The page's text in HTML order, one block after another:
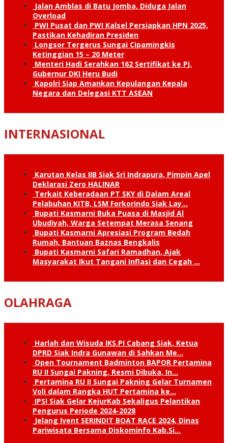
Jalan Amblas di Batu Jomba, Diduga Jalan
Overload
PWI Pusat dan PWI Kalsel Persiapkan HPN 2025,
Pastikan Kehadiran Presiden
Longsor Tergerus Sungai Cipamingkis
Ketinggian 15 – 20 Meter
Menteri Hadi Serahkan 162 Sertifikat ke Pj.
Gubernur DKI Heru Budi
Kapolri Siap Amankan Kepulangan Kepala
Negara dan Delegasi KTT ASEAN
INTERNASIONAL
Karutan Kelas IIB Siak Sri Indrapura, Pimpin Apel
Deklarasi Zero HALINAR
Terkait Keberadaan PT SKY di Dalam Areal
Pelabuhan KITB, LSM Forkorindo Siak Lay…
Bupati Kasmarni Buka Puasa di Masjid Al
Ubudiyah, Warga Setempat Merasa Senang
Bupati Kasmarni Apresiasi Program Bedah
Rumah, Bantuan Baznas Bengkalis
Bupati Kasmarni Safari Ramadhan, Ajak
Masyarakat Ikut Tangani Inflasi dan Cegah …
OLAHRAGA
Harlah dan Wisuda IKS.PI Cabang Siak, Ketua
DPRD Siak Indra Gunawan di Sahkan Me…
Open Tournament Badminton BAPOR Pertamina
RU II Sungai Pakning, Resmi Dibuka, In…
Pertamina RU II Sungai Pakning Gelar Turnamen
Voli dalam Rangka HUT Pertamina ke…
IPSI Siak Gelar KejurKab Sekaligus Pelantikan
Pengurus Periode 2024-2028
Jelang Ivent SERINDIT BOAT RACE 2024, Dinas
Pariwisata Bersama Diskominfo Kab.Si…